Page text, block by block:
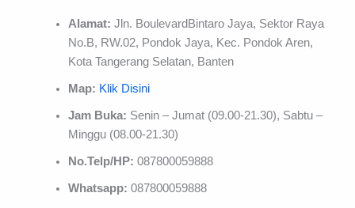
Alamat: Jln. BoulevardBintaro Jaya, Sektor Raya
No.B, RW.02, Pondok Jaya, Kec. Pondok Aren,
Kota Tangerang Selatan, Banten
Map: Klik Disini
Jam Buka: Senin – Jumat (09.00-21.30), Sabtu –
Minggu (08.00-21.30)
No.Telp/HP: 087800059888
Whatsapp:087800059888